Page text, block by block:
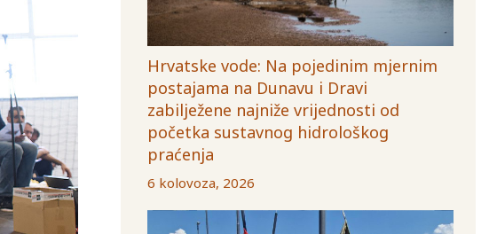
Hrvatske vode: Na pojedinim mjernim
postajama na Dunavu i Dravi
zabilježene najniže vrijednosti od
početka sustavnog hidrološkog
praćenja
6 kolovoza, 2026